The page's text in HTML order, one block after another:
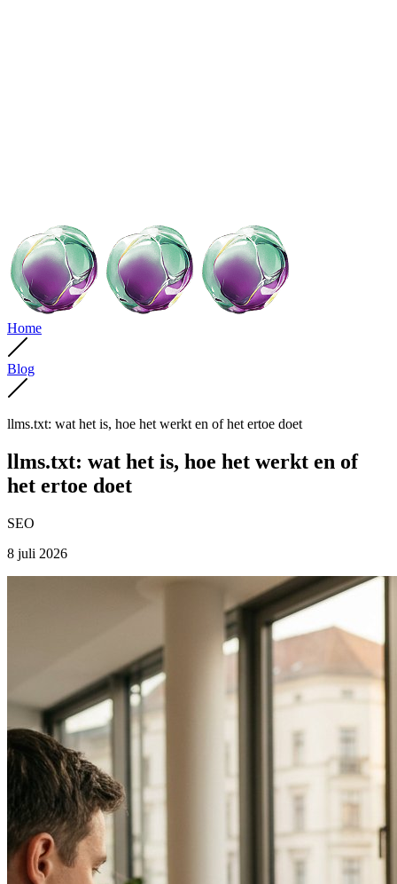
Home
Blog
llms.txt: wat het is, hoe het werkt en of het ertoe doet
llms.txt: wat het is, hoe het werkt en of
het ertoe doet
SEO
8 juli 2026